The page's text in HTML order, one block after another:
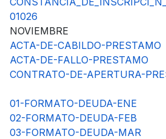
01026
NOVIEMBRE
ACTA-DE-CABILDO-PRESTAMO
ACTA-DE-FALLO-PRESTAMO
CONTRATO-DE-APERTURA-
01-FORMATO-DEUDA-ENE
02-FORMATO-DEUDA-FEB
03-FORMATO-DEUDA-MAR